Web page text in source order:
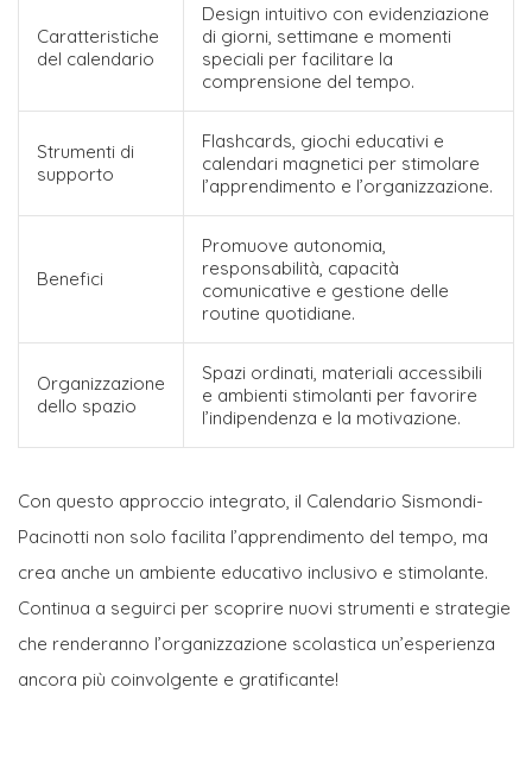
Caratteristiche
del calendario
Design intuitivo con evidenziazione
di giorni, settimane e momenti
speciali per facilitare la
comprensione del tempo.
Strumenti di
supporto
Flashcards, giochi educativi e
calendari magnetici per stimolare
l’apprendimento e l’organizzazione.
Benefici
Promuove autonomia,
responsabilità, capacità
comunicative e gestione delle
routine quotidiane.
Organizzazione
dello spazio
Spazi ordinati, materiali accessibili
e ambienti stimolanti per favorire
l’indipendenza e la motivazione.
Con questo approccio integrato, il Calendario Sismondi-
Pacinotti non solo facilita l’apprendimento del tempo, ma
crea anche un ambiente educativo inclusivo e stimolante.
Continua a seguirci per scoprire nuovi strumenti e strategie
che renderanno l’organizzazione scolastica un’esperienza
ancora più coinvolgente e gratificante!